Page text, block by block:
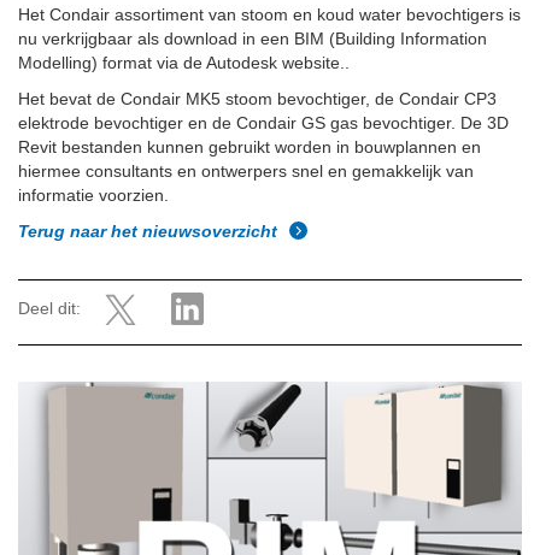
Het Condair assortiment van stoom en koud water bevochtigers is
nu verkrijgbaar als download in een BIM (Building Information
Modelling) format via de Autodesk website..
Het bevat de Condair MK5 stoom bevochtiger, de Condair CP3
elektrode bevochtiger en de Condair GS gas bevochtiger. De 3D
Revit bestanden kunnen gebruikt worden in bouwplannen en
hiermee consultants en ontwerpers snel en gemakkelijk van
informatie voorzien.
Terug naar het nieuwsoverzicht
Deel dit: